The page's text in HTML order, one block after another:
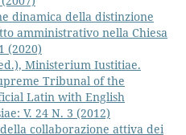
dinamica della distinzione
amministrativo nella Chiesa
(2020)
Ministerium Iustitiae.
Tribunal of the
Latin with English
V. 24 N. 3 (2012)
collaborazione attiva dei